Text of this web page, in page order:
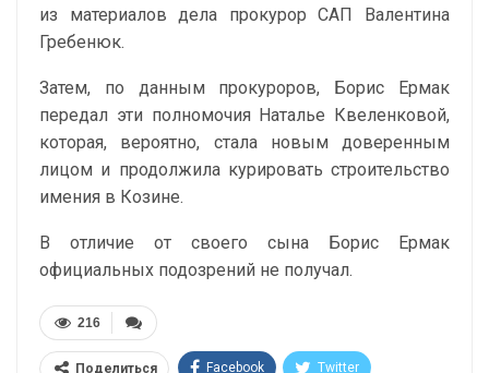
из материалов дела прокурор САП Валентина
Гребенюк.
Затем, по данным прокуроров, Борис Ермак
передал эти полномочия Наталье Квеленковой,
которая, вероятно, стала новым доверенным
лицом и продолжила курировать строительство
имения в Козине.
В отличие от своего сына Борис Ермак
официальных подозрений не получал.
216
Поделиться Facebook Twitter